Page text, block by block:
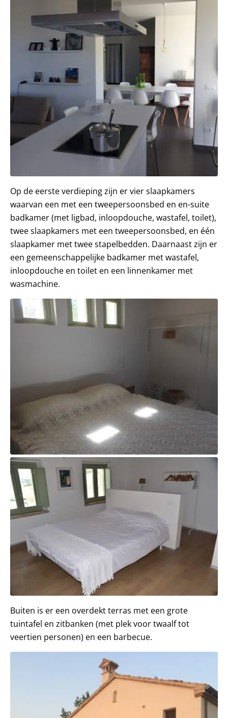
Op de eerste verdieping zijn er vier slaapkamers
waarvan een met een tweepersoonsbed en en-suite
badkamer (met ligbad, inloopdouche, wastafel, toilet),
twee slaapkamers met een tweepersoonsbed, en één
slaapkamer met twee stapelbedden. Daarnaast zijn er
een gemeenschappelijke badkamer met wastafel,
inloopdouche en toilet en een linnenkamer met
wasmachine.
Buiten is er een overdekt terras met een grote
tuintafel en zitbanken (met plek voor twaalf tot
veertien personen) en een barbecue.